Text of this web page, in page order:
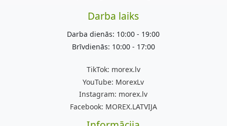
Darba laiks
Darba dienās: 10:00 - 19:00
Brīvdienās: 10:00 - 17:00
TikTok: morex.lv
YouTube: MorexLv
Instagram: morex.lv
Facebook: MOREX.LATVIJA